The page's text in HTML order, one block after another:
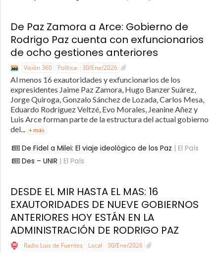
De Paz Zamora a Arce: Gobierno de
Rodrigo Paz cuenta con exfuncionarios
de ocho gestiones anteriores
Visión 360 Política 30/Ene/2026
Al menos 16 exautoridades y exfuncionarios de los
expresidentes Jaime Paz Zamora, Hugo Banzer Suárez,
Jorge Quiroga, Gonzalo Sánchez de Lozada, Carlos Mesa,
Eduardo Rodríguez Veltzé, Evo Morales, Jeanine Añez y
Luis Arce forman parte de la estructura del actual gobierno
del...
+ más
De Fidel a Milei: El viaje ideológico de los Paz | El País
Des – UNIR | El País
DESDE EL MIR HASTA EL MAS: 16
EXAUTORIDADES DE NUEVE GOBIERNOS
ANTERIORES HOY ESTÁN EN LA
ADMINISTRACIÓN DE RODRIGO PAZ
Radio Luis de Fuentes Local 30/Ene/2026